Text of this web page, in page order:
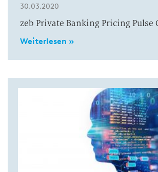
30.03.2020
zeb Private Banking Pricing Pulse
Weiterlesen »